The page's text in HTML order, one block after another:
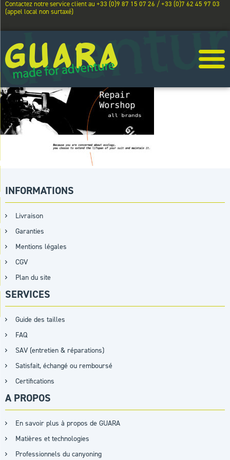
Contactez notre service client au +33 (0)9 87 15 07 26 / +33 (0)7 62 45 97 03
(appel local non surtaxé)
INFORMATIONS
Livraison
Garanties
Mentions légales
CGV
Plan du site
SERVICES
Guide des tailles
FAQ
SAV (entretien & réparations)
Satisfait, échangé ou remboursé
Certifications
A PROPOS
En savoir plus à propos de GUARA
Matières et technologies
Professionnels du canyoning